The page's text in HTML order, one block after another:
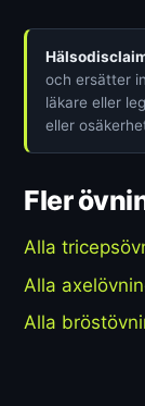
och ersätter
läkare eller
eller
Fler
Alla
Alla
Alla